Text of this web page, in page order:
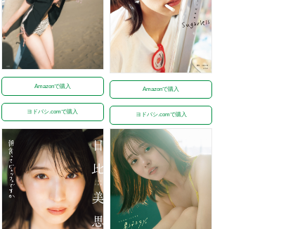
Amazonで購入
ヨドバシ.comで購入
Amazonで購入
ヨドバシ.comで購入